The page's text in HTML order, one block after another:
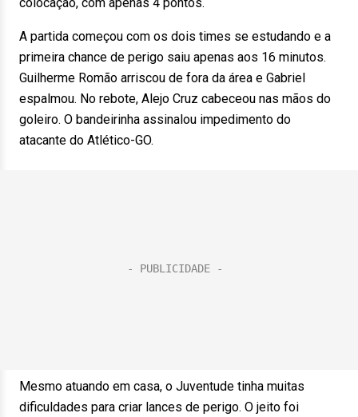
A partida começou com os dois times se estudando e a
primeira chance de perigo saiu apenas aos 16 minutos.
Guilherme Romão arriscou de fora da área e Gabriel
espalmou. No rebote, Alejo Cruz cabeceou nas mãos do
goleiro. O bandeirinha assinalou impedimento do
atacante do Atlético-GO.
Mesmo atuando em casa, o Juventude tinha muitas
dificuldades para criar lances de perigo. O jeito foi